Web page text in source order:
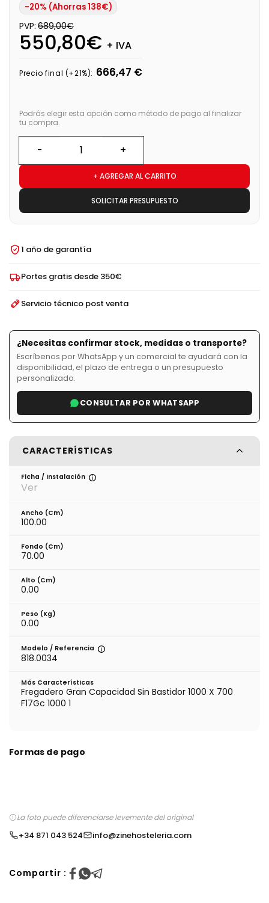
-20% (Ahorras 138€)
PVP: 689,00€
550,80€ + IVA
Precio final (+21%): 666,47 €
Podrás elegir esta opción como método de pago al finalizar
tu compra.
+ AGREGAR AL CARRITO
SOLICITAR PRESUPUESTO
1 año de garantía
Portes gratis desde 350€
Servicio técnico post venta
¿Necesitas confirmar stock, medidas o transporte?
Escríbenos por WhatsApp y un comercial te ayudará con la
disponibilidad, el plazo de entrega o un presupuesto
personalizado.
CONSULTAR POR WHATSAPP
CARACTERÍSTICAS
Ficha / Instalación
Ver
Ancho (cm)
100.00
Fondo (cm)
70.00
Alto (cm)
0.00
Peso (kg)
0.00
Modelo / Referencia
818.0034
Más Características
Fregadero Gran Capacidad Sin Bastidor 1000 X 700
F17Gc 1000 1
Formas de pago
La foto puede diferenciarse levemente del original
+34 871 043 524 info@zinehosteleria.com
Compartir :